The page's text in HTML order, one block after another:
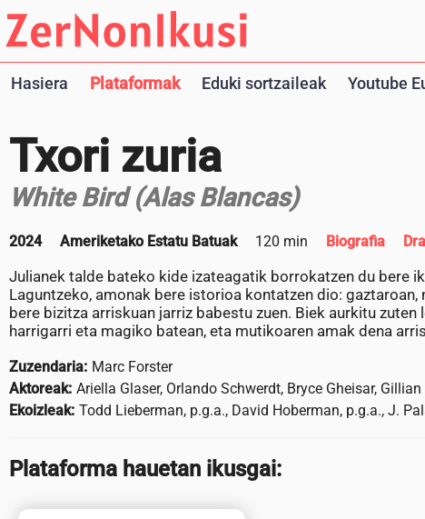
Hasiera Plataformak Eduki sortzaileak Youtube
Txori zuria
White Bird (Alas Blancas)
2024 Ameriketako Estatu Batuak 120 min Biografia
Julianek talde bateko kide izateagatik borrokatzen du bere
Laguntzeko, amonak bere istorioa kontatzen dio:
bere bizitza arriskuan jarriz babestu zuen. Biek aurkitu
harrigarri eta magiko batean, eta mutikoaren amak dena
Zuzendaria: Marc Forster
Aktoreak: Ariella Glaser, Orlando Schwerdt, Bryce Gheisar,
Ekoizleak: Todd Lieberman, p.g.a., David Hoberman, p.g.a., J.
Plataforma hauetan ikusgai: